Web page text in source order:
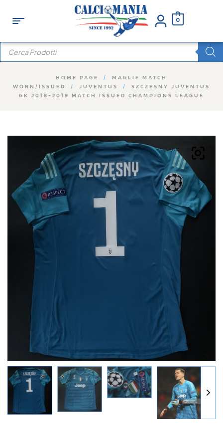
0
HOME PAGE /
MAGLIE MATCH
WORN/ISSUED
/ JUVENTUS /
SZCZESNY JUVENTUS
GK 2018-2019 MATCH ISSUED CHAMPIONS LEAGUE